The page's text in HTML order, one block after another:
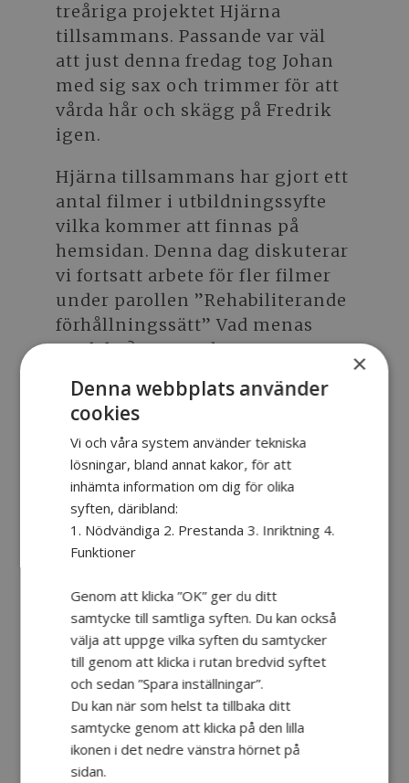
treåriga projektet Hjärna
tillsammans. Passande var väl
att just denna fredag tog Johan
med sig sax och trimmer för att
vårda hår och skägg på Fredrik
igen.
Hjärna tillsammans har gjort ett
antal filmer i utbildningssyfte
vilka kommer att finnas på
hemsidan. Denna dag diskuterar
vi fortsatt arbete för fler filmer
under parollen ”Rehabiliterande
förhållningssätt” Vad menas
med det? Hur en kan ta ansvar
saker själv i olika situationer.
Om detta skriver vi vidare om
när det närmar sig. Bloggruppen
inbjuds att vara med och dela
åsikter, tankar och idéer till
projektet.
av sina bilder, denna gång
handlar det om något han kallar
för ”mig, mitt, mina” I en slags
måltavla beskriver han hur
ringen i mitten är ett tillstånd
då en tänker mycket på sig själv
och mitt eget. I mittencirkeln
hur en kan bidra till andra och
×
Denna webbplats använder
cookies
Vi och våra system använder tekniska
lösningar, bland annat kakor, för att
inhämta information om dig för olika
syften, däribland:
1. Nödvändiga 2. Prestanda 3. Inriktning 4.
Funktioner
Genom att klicka ”OK” ger du ditt
samtycke till samtliga syften. Du kan också
välja att uppge vilka syften du samtycker
till genom att klicka i rutan bredvid syftet
och sedan ”Spara inställningar”.
Du kan när som helst ta tillbaka ditt
samtycke genom att klicka på den lilla
ikonen i det nedre vänstra hörnet på
sidan.